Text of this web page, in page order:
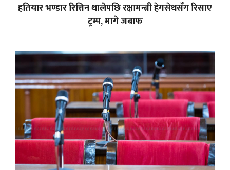
हतियार भण्डार रित्तिन थालेपछि रक्षामन्त्री हेगसेथसँग रिसाए
ट्रम्प, मागे जबाफ